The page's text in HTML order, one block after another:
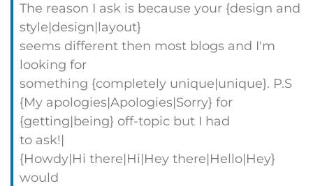
The reason I ask is because your {design and
style|design|layout}
seems different then most blogs and I'm
looking for
something {completely unique|unique}. P.S
{My apologies|Apologies|Sorry} for
{getting|being} off-topic but I had
to ask!|
{Howdy|Hi there|Hi|Hey there|Hello|Hey}
would